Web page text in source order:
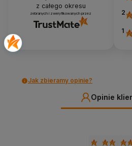
z całego okresu
zebranych i zweryfikowanych przez 2
1
Jak zbieramy opinie?
Opinie